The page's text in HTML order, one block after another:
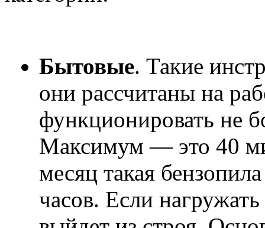
Бытовые. Такие
они рассчитаны на
функционировать не
Максимум — это 40
месяц такая
часов. Если